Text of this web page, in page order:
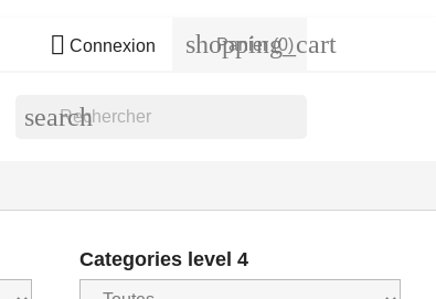
 Connexion shopping_cart
Panier (0)
search
Categories level 4